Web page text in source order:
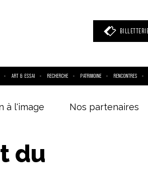
ART & ESSAI RECHERCHE PATRIMOINE RENCONTRES
à l'image Nos partenaires
du